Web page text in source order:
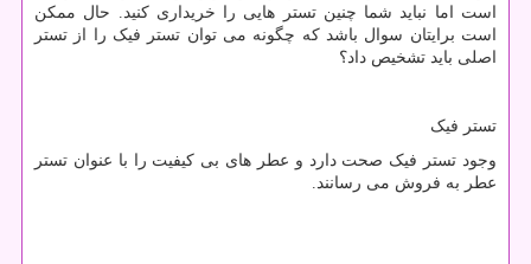
است اما نباید شما چنین تستر هایی را خریداری کنید. حال ممکن
است برایتان سوال باشد که چگونه می توان تستر فیک را از تستر
اصلی باید تشخیص داد؟
تستر فیک
وجود تستر فیک صحت دارد و عطر های بی کیفیت را با عنوان تستر
عطر به فروش می رسانند.